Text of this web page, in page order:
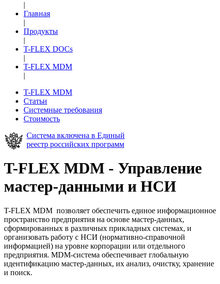
|
Главная
|
Продукты
|
T-FLEX DOCs
|
T-FLEX MDM
|
T-FLEX MDM
Статьи
Системные требования
Стоимость
Система включена в Единый
реестр российских программ
T-FLEX MDM - Управление
мастер-данными и НСИ
T-FLEX MDM позволяет обеспечить единое информационное
пространство предприятия на основе мастер-данных,
сформированных в различных прикладных системах, и
организовать работу с НСИ (нормативно-справочной
информацией) на уровне корпорации или отдельного
предприятия. MDM-система обеспечивает глобальную
идентификацию мастер-данных, их анализ, очистку, хранение
и поиск.